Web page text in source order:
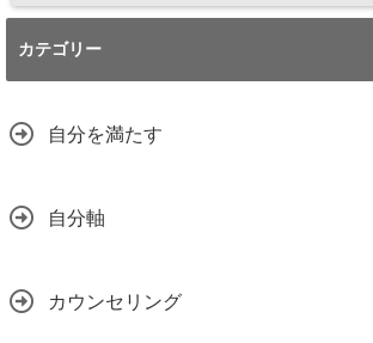
カテゴリー
自分を満たす
自分軸
カウンセリング